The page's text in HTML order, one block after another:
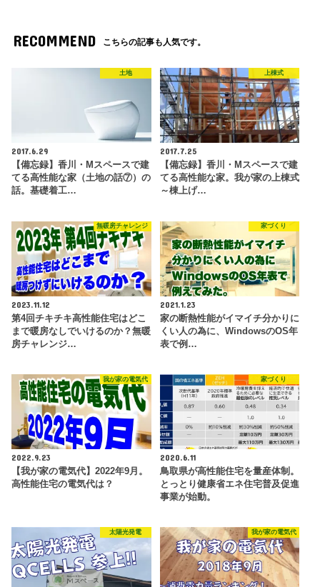
RECOMMEND こちらの記事も人気です。
土地
2017.6.29
【備忘録】香川・Mスペースで建
てる高性能な家（土地の話⑦）の
話。基礎着工…
上棟式
2017.7.25
【備忘録】香川・Mスペースで建
てる高性能な家。我が家の上棟式
～棟上げ…
無暖房チャレンジ
2023.11.12
第4回チキチキ高性能住宅はどこ
まで暖房なしでいけるのか？無暖
房チャレンジ…
家づくり
2021.1.23
家の断熱性能がイマイチ分かりに
くい人の為に、WindowsのOS年
表で例…
我が家の電気代
2022.9.23
【我が家の電気代】2022年9月。
高性能住宅の電気代は？
家づくり
2020.6.11
鳥取県が高性能住宅を量産体制。
とっとり健康省エネ住宅普及促進
事業が始動。
太陽光発電 我が家の電気代